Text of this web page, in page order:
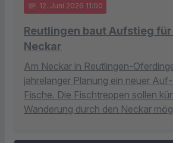
notes 12. Juni 2026 11:00
Reutlingen baut Aufstieg
Neckar
Am Neckar in Reutlingen-
jahrelanger Planung ein neuer
Fische. Die Fischtreppen sollen
Wanderung durch den Neckar